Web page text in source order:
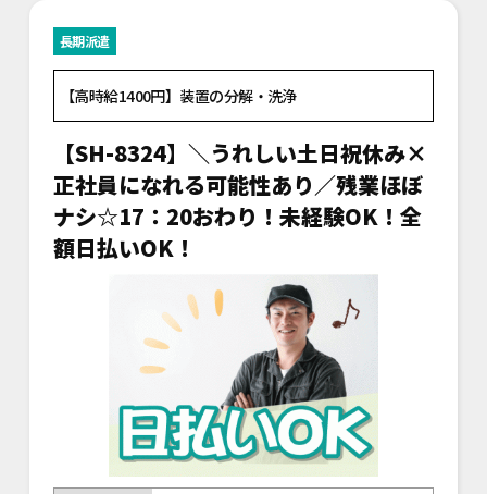
長期派遣
【高時給1400円】装置の分解・洗浄
【SH-8324】＼うれしい土日祝休み×
正社員になれる可能性あり／残業ほぼ
ナシ☆17：20おわり！未経験OK！全
額日払いOK！